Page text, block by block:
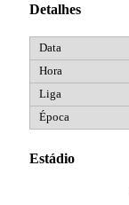
Detalhes
Estádio